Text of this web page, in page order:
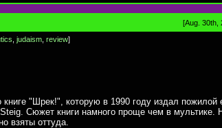
[Aug. 30th,
judaism review]
"Шрек!", которую в 1990 году издал пожилой
Сюжет книги намного проще чем в мультике.
взяты оттуда.